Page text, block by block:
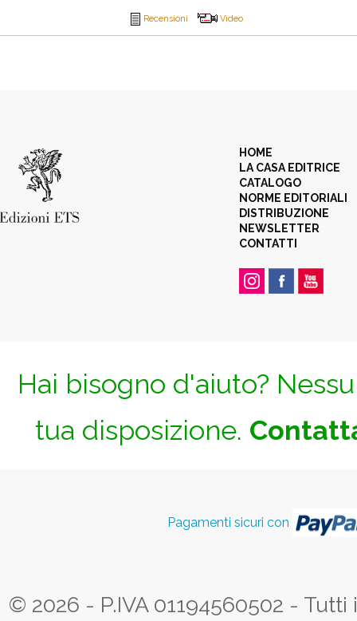
Recensioni Video
HOME
LA CASA EDITRICE
CATALOGO
NORME EDITORIALI
DISTRIBUZIONE
NEWSLETTER
CONTATTI
Hai bisogno d'aiuto?
tua disposizione.
Pagamenti sicuri con
© 2026 - P.IVA 01194560502 -